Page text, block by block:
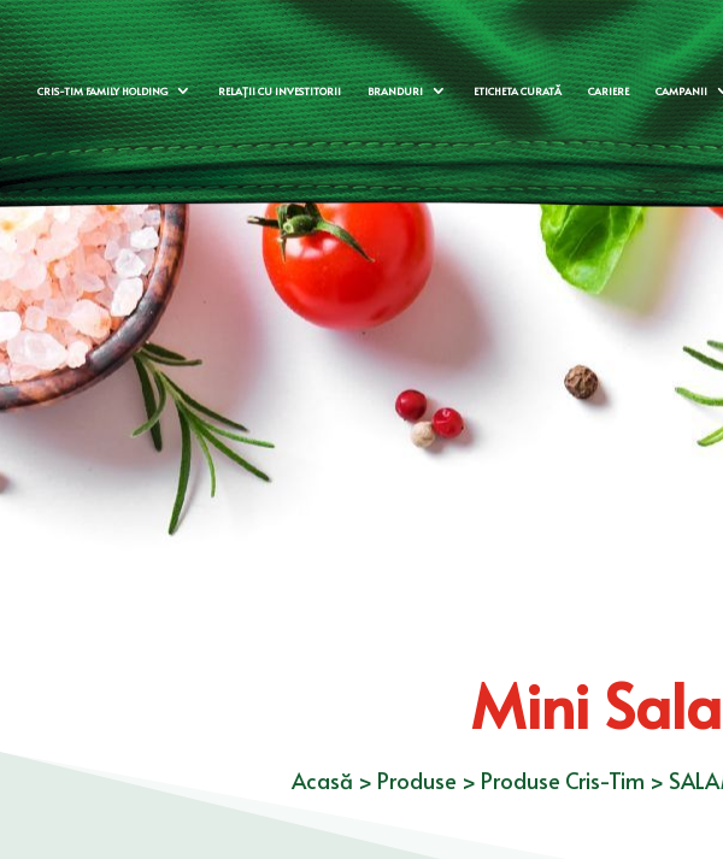
CRIS-TIM FAMILY HOLDING RELAȚII CU INVESTITORII BRANDURI ETICHETA CURATĂ CARIERE CAMPANII
Mini
Acasă > Produse > Produse Cris-Tim >